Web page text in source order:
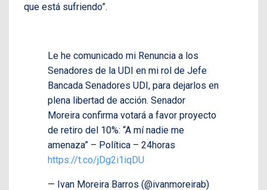
que está sufriendo”.
Le he comunicado mi Renuncia a los
Senadores de la UDI en mi rol de Jefe
Bancada Senadores UDI, para dejarlos en
plena libertad de acción. Senador
Moreira confirma votará a favor proyecto
de retiro del 10%: “A mí nadie me
amenaza” – Política – 24horas
https://t.co/jDg2i1iqDU
— Ivan Moreira Barros (@ivanmoreirab)